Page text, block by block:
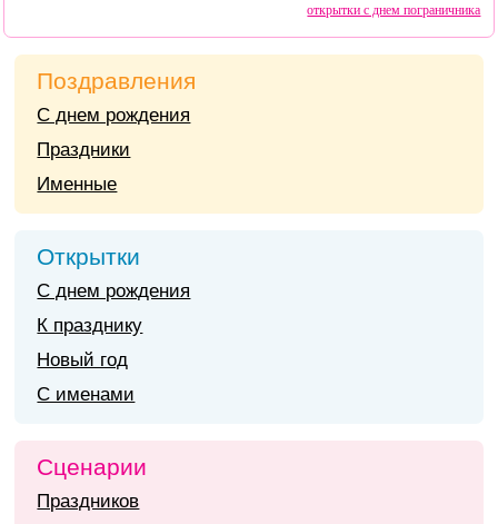
открытки с днем пограничника
Поздравления
С днем рождения
Праздники
Именные
Открытки
С днем рождения
К празднику
Новый год
С именами
Сценарии
Праздников